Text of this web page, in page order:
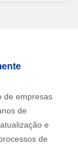
de empresas
de
e
de